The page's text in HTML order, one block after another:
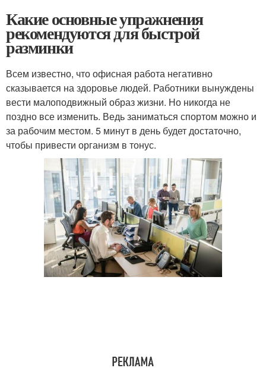
Какие основные упражнения
рекомендуются для быстрой
разминки
Всем известно, что офисная работа негативно
сказывается на здоровье людей. Работники вынуждены
вести малоподвижный образ жизни. Но никогда не
поздно все изменить. Ведь заниматься спортом можно и
за рабочим местом. 5 минут в день будет достаточно,
чтобы привести организм в тонус.